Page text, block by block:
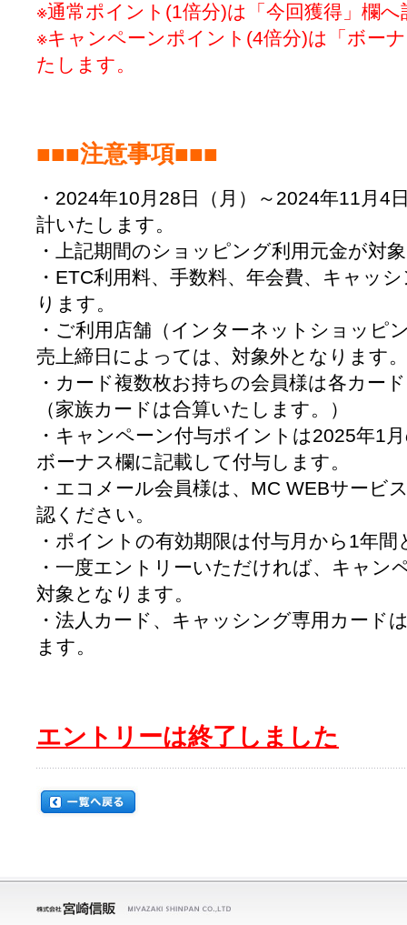
※通常ポイント(1倍分)は「今回獲得」欄
※キャンペーンポイント(4倍分)は「ボー
たします。
■■■注意事項■■■
・2024年10月28日（月）～2024年11月4
計いたします。
・上記期間のショッピング利用元金が対
・ETC利用料、手数料、年会費、キャッ
ります。
・ご利用店舗（インターネットショッピ
売上締日によっては、対象外となります。
・カード複数枚お持ちの会員様は各カー
（家族カードは合算いたします。）
・キャンペーン付与ポイントは2025年1
ボーナス欄に記載して付与します。
・エコメール会員様は、MC WEBサービ
認ください。
・ポイントの有効期限は付与月から1年
・一度エントリーいただければ、キャン
対象となります。
・法人カード、キャッシング専用カード
ます。
エントリーは終了しました